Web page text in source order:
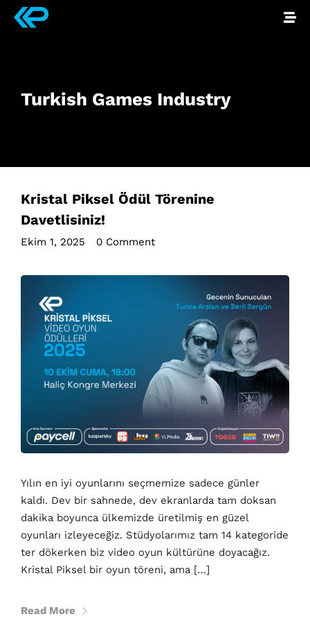
Turkish Games Industry
Kristal Piksel Ödül Törenine
Davetlisiniz!
Ekim 1, 2025 0 Comment
Yılın en iyi oyunlarını seçmemize sadece günler
kaldı. Dev bir sahnede, dev ekranlarda tam doksan
dakika boyunca ülkemizde üretilmiş en güzel
oyunları izleyeceğiz. Stüdyolarımız tam 14 kategoride
ter dökerken biz video oyun kültürüne doyacağız.
Kristal Piksel bir oyun töreni, ama […]
Read More